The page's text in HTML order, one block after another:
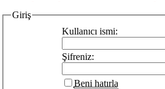
Giriş
Kullanıcı ismi:
Şifreniz:
Beni hatırla